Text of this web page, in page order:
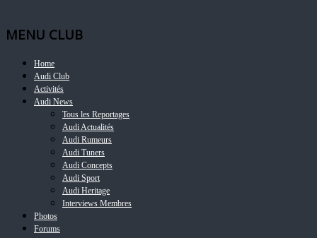
MENU CLUB
Home
Audi Club
Activités
Audi News
Tous les Reportages
Audi Actualités
Audi Rumeurs
Audi Tuners
Audi Concepts
Audi Sport
Audi Heritage
Interviews Membres
Photos
Forums